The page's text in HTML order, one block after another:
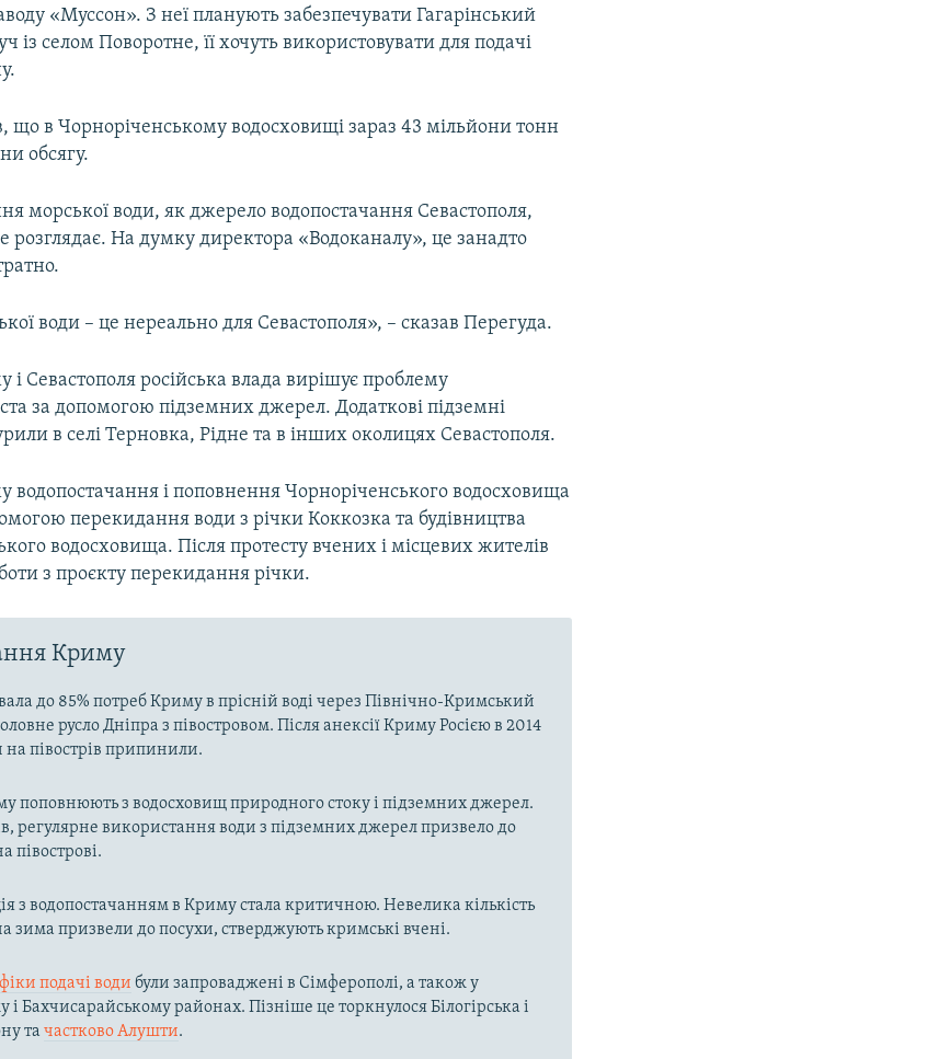
«Муссон». З неї планують забезпечувати Гагарінський
із селом Поворотне, її хочуть використовувати для подачі
що в Чорноріченському водосховищі зараз 43 мільйони тонн
обсягу.
морської води, як джерело водопостачання Севастополя,
розглядає. На думку директора «Водоканалу», це занадто
води – це нереально для Севастополя», – сказав Перегуда.
і Севастополя російська влада вирішує проблему
за допомогою підземних джерел. Додаткові підземні
в селі Терновка, Рідне та в інших околицях Севастополя.
водопостачання і поповнення Чорноріченського водосховища
перекидання води з річки Коккозка та будівництва
водосховища. Після протесту вчених і місцевих жителів
з проєкту перекидання річки.
Криму
до 85% потреб Криму в прісній воді через Північно-Кримський
русло Дніпра з півостровом. Після анексії Криму Росією в 2014
на півострів припинили.
поповнюють з водосховищ природного стоку і підземних джерел.
регулярне використання води з підземних джерел призвело до
півострові.
з водопостачанням в Криму стала критичною. Невелика кількість
зима призвели до посухи, стверджують кримські вчені.
подачі води були запроваджені в Сімферополі, а також у
і Бахчисарайському районах. Пізніше це торкнулося Білогірська і
тачастково Алушти.